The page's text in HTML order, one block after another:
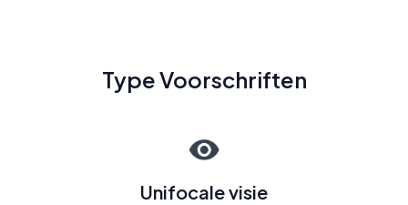
Type Voorschriften
Unifocale visie